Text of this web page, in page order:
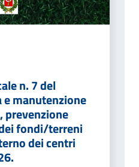
n. 7 del
e manutenzione
prevenzione
fondi/terreni
dei centri